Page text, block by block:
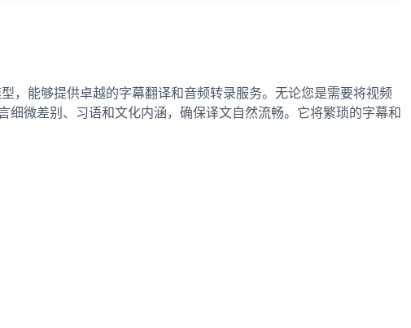
，能够提供卓越的字幕翻译和音频转录服务。无论您是需要将视频
细微差别、习语和文化内涵，确保译文自然流畅。它将繁琐的字幕和